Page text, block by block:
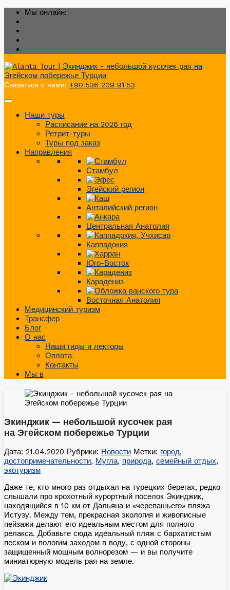
Мы онлайн:
Связаться с нами: +90 536 209 91 53
Наши туры
Расписание на 2026 год
Ретрит-туры
Туры под заказ
Направления
Стамбул
Эгейский регион
Анталийский регион
Центральная Анатолия
Каппадокия
Юго-Восток
Карадениз
Восточная Анатолия
Медицинский туризм
Трансфер
Блог
О нас
Наши гиды и лекторы
Оплата
Контакты
Мы в
Экинджик — небольшой кусочек рая
на Эгейском побережье Турции
Дата: 21.04.2020 Рубрики: Новости Метки: город,
достопримечательности, Мугла, природа, семейный отдых,
экотуризм
Даже те, кто много раз отдыхал на турецких берегах, редко
слышали про крохотный курортный поселок Экинджик,
находящийся в 10 км от Дальяна и «черепашьего» пляжа
Истузу. Между тем, прекрасная экология и живописные
пейзажи делают его идеальным местом для полного
релакса. Добавьте сюда идеальный пляж с бархатистым
песком и пологим заходом в воду, с одной стороны
защищенный мощным волнорезом — и вы получите
миниатюрную модель рая на земле.